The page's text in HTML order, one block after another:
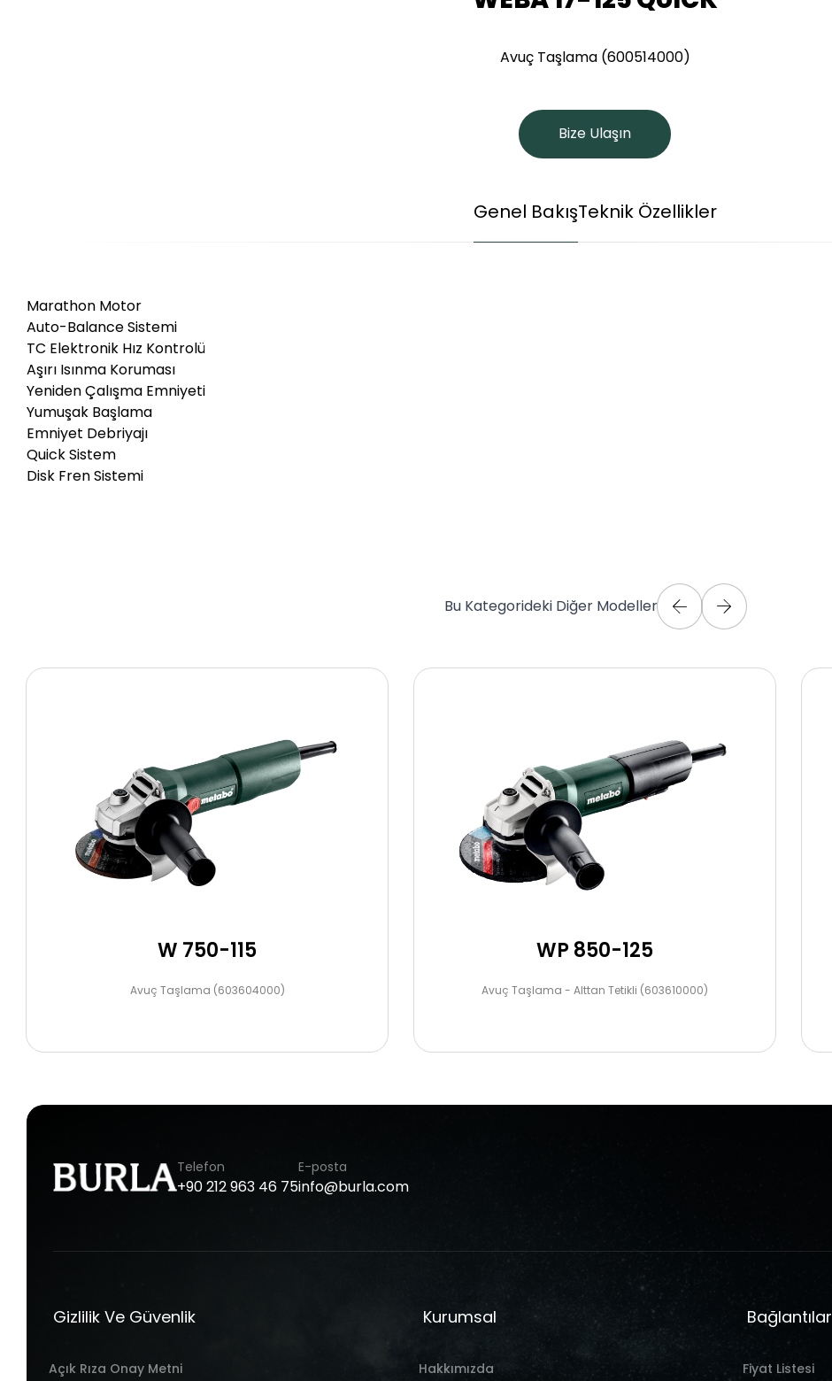
Avuç Taşlama (600514000)
Bize Ulaşın
Genel BakışTeknik Özellikler
Marathon Motor
Auto-Balance Sistemi
TC Elektronik Hız Kontrolü
Aşırı Isınma Koruması
Yeniden Çalışma Emniyeti
Yumuşak Başlama
Emniyet Debriyajı
Quick Sistem
Disk Fren Sistemi
Bu Kategorideki Diğer Modeller
W 750-115
Avuç Taşlama (603604000)
WP 850-125
Avuç Taşlama - Alttan Tetikli (603610000)
Telefon
+90212963 46 75
E-posta
info@burla.com
Gizlilik Ve Güvenlik
Açık Rıza Onay Metni
Kurumsal
Hakkımızda
Bağlantılar
Fiyat Listesi